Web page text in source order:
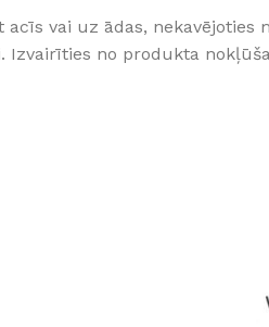
vai uz ādas,
no produkta